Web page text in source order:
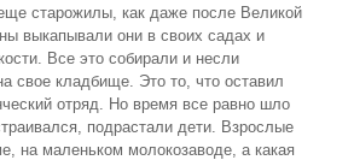
старожилы, как даже после Великой
выкапывали они в своих садах и
Все это собирали и несли
свое кладбище. Это то, что оставил
отряд. Но время все равно шло
подрастали дети. Взрослые
на маленьком молокозаводе, а какая